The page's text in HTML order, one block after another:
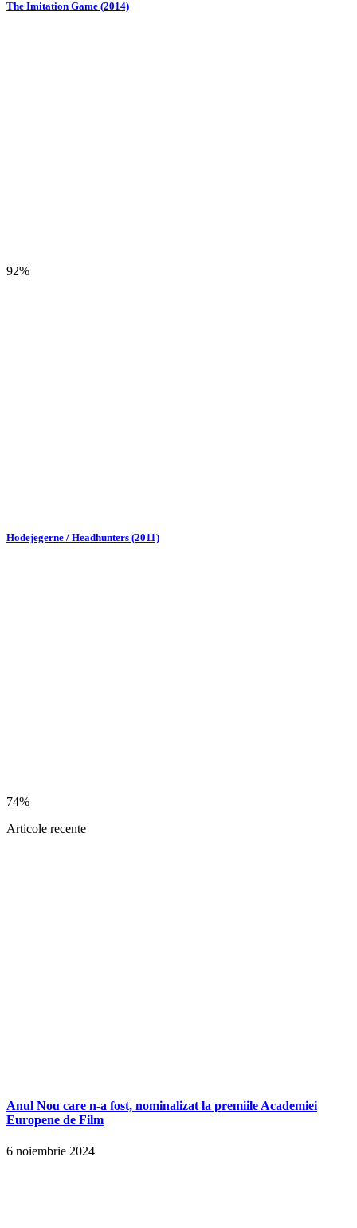
The Imitation Game (2014)
92%
Hodejegerne / Headhunters (2011)
74%
Articole recente
Anul Nou care n-a fost, nominalizat la premiile Academiei
Europene de Film
6 noiembrie 2024